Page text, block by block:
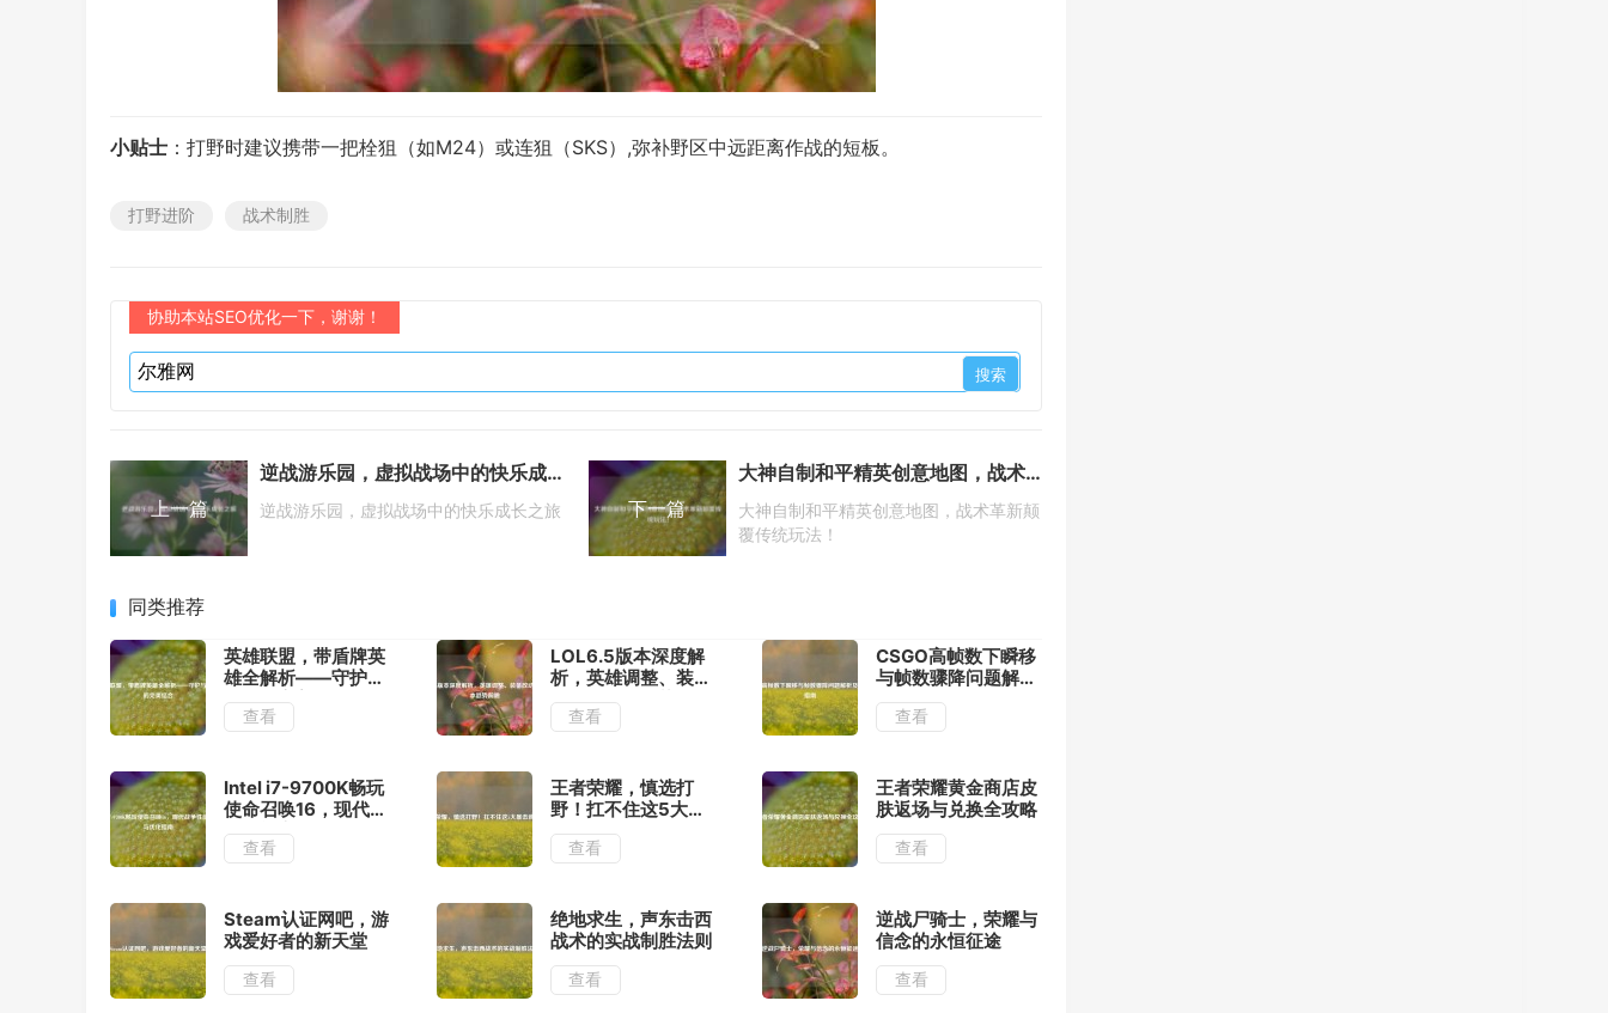
小贴士 ：打野时建议携带一把栓狙（如M24）或连狙（SKS）,弥补野区中远距离作战的短板。
打野进阶 战术制胜
协助本站SEO优化一下，谢谢！
上一篇
逆战游乐园，虚拟战场中的快乐成长之旅
逆战游乐园，虚拟战场中的快乐成长之旅 下一篇
大神自制和平精英创意地图，战术革新颠覆传统玩法！
大神自制和平精英创意地图，战术革新颠
覆传统玩法！
同类推荐
英雄联盟，带盾牌英
雄全解析——守护与
进攻的完美结合
查看
LOL6.5版本深度解
析，英雄调整、装备
改动与版本趋势前瞻
查看
CSGO高帧数下瞬移
与帧数骤降问题解析
及解决指南
查看
Intel i7-9700K畅玩
使命召唤16，现代战
争性能实测与优化指
查看
王者荣耀，慎选打
野！扛不住这5大暴
击就别碰
查看
王者荣耀黄金商店皮
肤返场与兑换全攻略
查看
Steam认证网吧，游
戏爱好者的新天堂
查看
绝地求生，声东击西
战术的实战制胜法则
查看
逆战尸骑士，荣耀与
信念的永恒征途
查看